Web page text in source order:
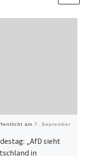
am 7. September
„AfD sieht
in